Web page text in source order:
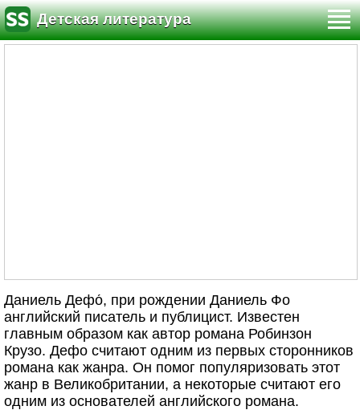
Детская литература
Даниель Дефо́, при рождении Даниель Фо
английский писатель и публицист. Известен
главным образом как автор романа Робинзон
Крузо. Дефо считают одним из первых сторонников
романа как жанра. Он помог популяризовать этот
жанр в Великобритании, а некоторые считают его
одним из основателей английского романа.